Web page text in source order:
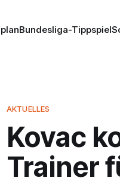
Bundesliga-Tippspiel
AKTUELLES
Kovac
Trainer